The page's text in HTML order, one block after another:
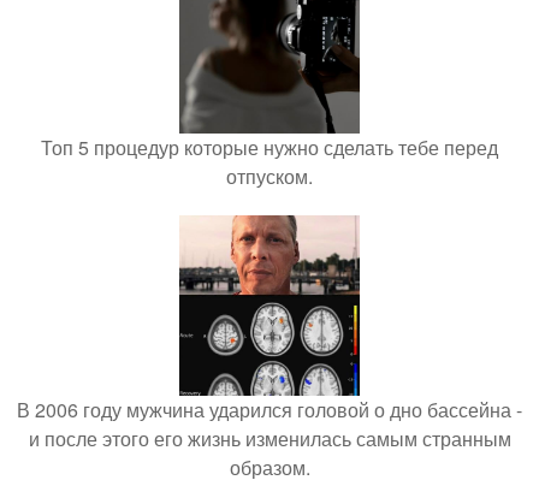
Топ 5 процедур которые нужно сделать тебе перед
отпуском.
В 2006 году мужчина ударился головой о дно бассейна -
и после этого его жизнь изменилась самым странным
образом.